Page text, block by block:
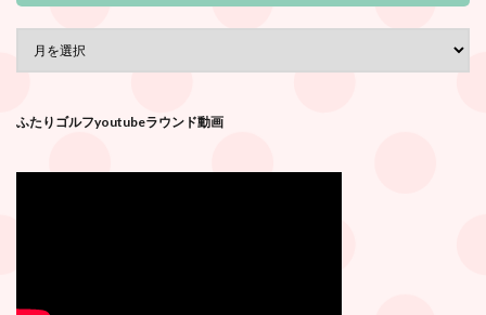
ふたりゴルフyoutubeラウンド動画